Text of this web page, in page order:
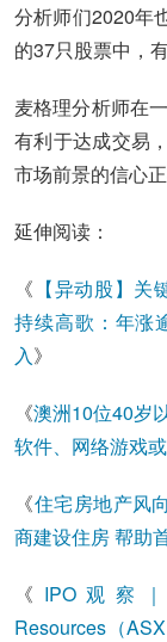
分析师们2020年
的37只股票中，
麦格理分析师在
有利于达成交易
市场前景的信心
延伸阅读：
《 【异动股】
持续高歌：年涨
入》
《澳洲10位40岁
软件、网络游戏
《住宅房地产风
商建设住房 帮助
《 IPO观察
Resources（